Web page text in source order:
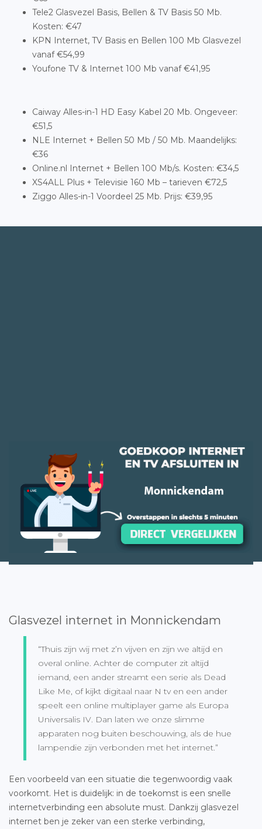
Tele2 Glasvezel Basis, Bellen & TV Basis 50 Mb.
Kosten: €47
KPN Internet, TV Basis en Bellen 100 Mb Glasvezel
vanaf €54,99
Youfone TV & Internet 100 Mb vanaf €41,95
Caiway Alles-in-1 HD Easy Kabel 20 Mb. Ongeveer:
€51,5
NLE Internet + Bellen 50 Mb / 50 Mb. Maandelijks:
€36
Online.nl Internet + Bellen 100 Mb/s. Kosten: €34,5
XS4ALL Plus + Televisie 160 Mb – tarieven €72,5
Ziggo Alles-in-1 Voordeel 25 Mb. Prijs: €39,95
Glasvezel internet in Monnickendam
“Thuis zijn wij met z’n vijven en zijn we altijd en
overal online. Achter de computer zit altijd
iemand, een ander streamt een serie als Dead
Like Me, of kijkt digitaal naar N tv en een ander
speelt een online multiplayer game als Europa
Universalis IV. Dan laten we onze slimme
apparaten nog buiten beschouwing, als de hue
lampendie zijn verbonden met het internet.”
Een voorbeeld van een situatie die tegenwoordig vaak
voorkomt. Het is duidelijk: in de toekomst is een snelle
internetverbinding een absolute must. Dankzij glasvezel
internet ben je zeker van een sterke verbinding,